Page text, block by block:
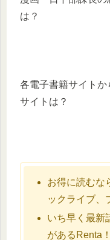
は？
各電子書籍サイト
サイトは？
お得に読むな
ックライブ、
いち早く最新
があるRenta！